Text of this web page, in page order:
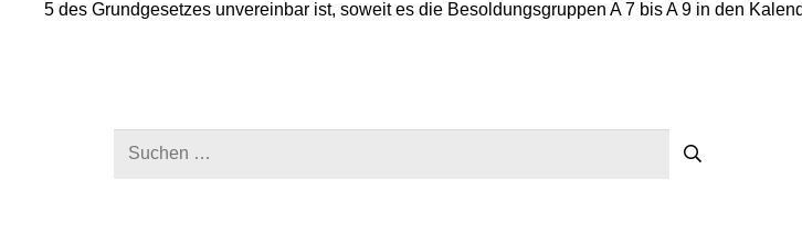
5 des Grundgesetzes unvereinbar ist, soweit es die Besoldungsgruppen A 7 bis A 9 in den